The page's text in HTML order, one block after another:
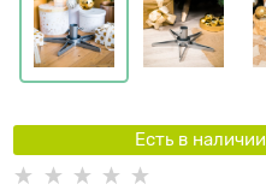
Есть в наличии